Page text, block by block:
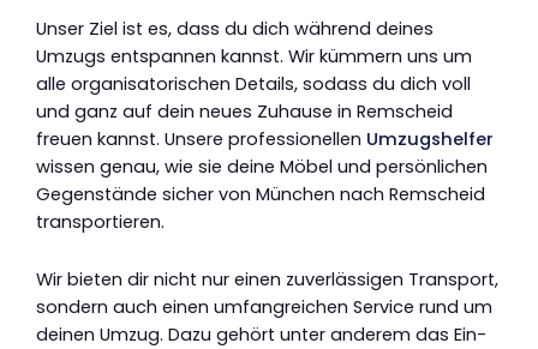
Unser Ziel ist es, dass du dich während deines
Umzugs entspannen kannst. Wir kümmern uns um
alle organisatorischen Details, sodass du dich voll
und ganz auf dein neues Zuhause in Remscheid
freuen kannst. Unsere professionellen Umzugshelfer
wissen genau, wie sie deine Möbel und persönlichen
Gegenstände sicher von München nach Remscheid
transportieren.
Wir bieten dir nicht nur einen zuverlässigen Transport,
sondern auch einen umfangreichen Service rund um
deinen Umzug. Dazu gehört unter anderem das Ein-